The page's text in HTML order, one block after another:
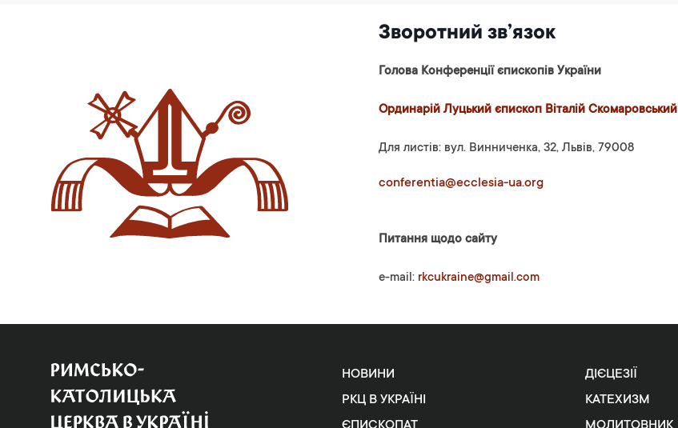
Зворотний зв’язок
Голова Конференції єпископів України
Ординарій Луцький єпископ Віталій Скомаровський
Для листів: вул. Винниченка, 32, Львів, 79008
conferentia@ecclesia-ua.org
Питання щодо сайту
e-mail: rkcukraine@gmail.com
НОВИНИ
РКЦ В УКРАЇНІ
ДІЄЦЕЗІЇ
КАТЕХИЗМ